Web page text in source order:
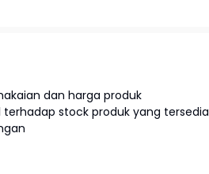
dan harga produk
stock produk yang tersedia